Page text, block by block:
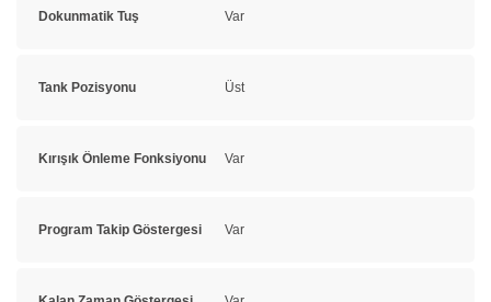
Dokunmatik Tuş Var
Tank Pozisyonu Üst
Kırışık Önleme Fonksiyonu Var
Program Takip Göstergesi Var